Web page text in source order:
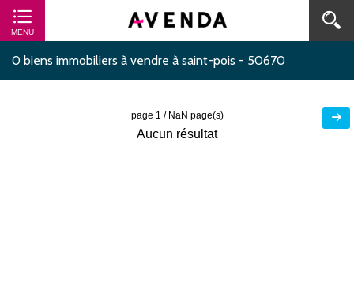
MENU
0 biens immobiliers à vendre à saint-pois - 50670
page 1 / NaN page(s)
Aucun résultat